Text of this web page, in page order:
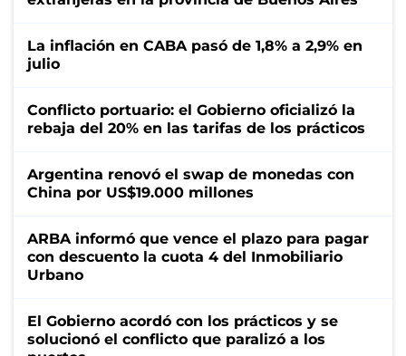
La inflación en CABA pasó de 1,8% a 2,9% en
julio
Conflicto portuario: el Gobierno oficializó la
rebaja del 20% en las tarifas de los prácticos
Argentina renovó el swap de monedas con
China por US$19.000 millones
ARBA informó que vence el plazo para pagar
con descuento la cuota 4 del Inmobiliario
Urbano
El Gobierno acordó con los prácticos y se
solucionó el conflicto que paralizó a los